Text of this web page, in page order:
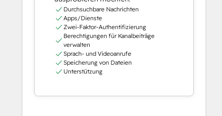
Durchsuchbare Nachrichten
Apps/Dienste
Zwei-Faktor-Authentifizierung
Berechtigungen für Kanalbeiträge
verwalten
Sprach- und Videoanrufe
Speicherung von Dateien
Unterstützung